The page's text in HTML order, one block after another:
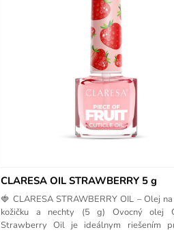
CLARESA OIL STRAWBERRY 5 g
🍓 CLARESA STRAWBERRY OIL – Olej
kožičku a nechty (5 g) Ovocný olej
Strawberry Oil je ideálnym riešením